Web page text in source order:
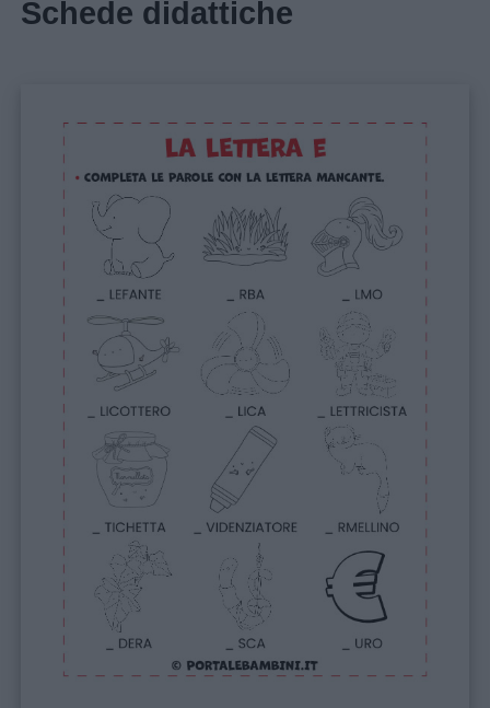
Menu
Schede
didattiche
Disegni
colorare
Schede didattiche